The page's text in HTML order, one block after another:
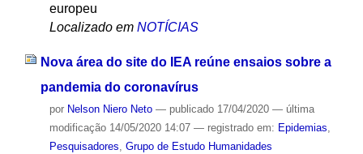
europeu
Localizado em NOTÍCIAS
Nova área do site do IEA reúne ensaios sobre a
pandemia do coronavírus
por Nelson Niero Neto — publicado17/04/2020 — última
modificação14/05/2020 14:07 — registrado em: Epidemias,
Pesquisadores, Grupo de Estudo Humanidades